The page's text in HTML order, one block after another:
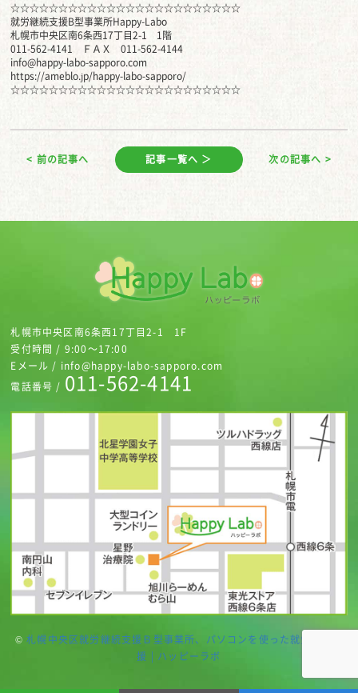
☆☆☆☆☆☆☆☆☆☆☆☆☆☆☆☆☆☆☆☆☆☆☆☆
就労継続支援B型事業所Happy-Labo
札幌市中央区南6条西17丁目2-1 1階
011-562-4141 ＦＡＸ 011-562-4144
info@happy-labo-sapporo.com
https://ameblo.jp/happy-labo-sapporo/
☆☆☆☆☆☆☆☆☆☆☆☆☆☆☆☆☆☆☆☆☆☆☆☆
< 前の記事へ 記事一覧へ ＞ 次の記事へ >
札幌市中央区南6条西17丁目2-1 1F
受付時間 / 9:00～17:00
Eメール / info@happy-labo-sapporo.com
電話番号 / 011-562-4141
©札幌中央区就労継続支援Ｂ型事業所、パソコンを使った就労継続支
援 | ハッピーラボ